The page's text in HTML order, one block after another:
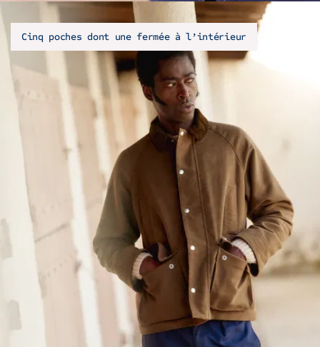
Cinq poches dont une fermée à l’intérieur